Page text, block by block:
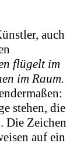
auch
flügelt im
im Raum.
stehen, die
Die Zeichen
auf ein